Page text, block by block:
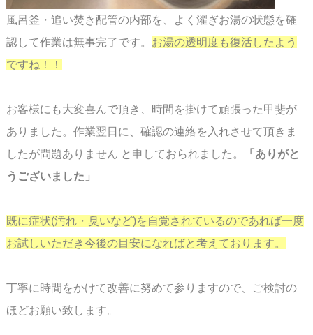
風呂釜・追い焚き配管の内部を、よく濯ぎお湯の状態を確
認して作業は無事完了です。 お湯の透明度も復活したよう
ですね！！
お客様にも大変喜んで頂き、時間を掛けて頑張った甲斐が
ありました。作業翌日に、確認の連絡を入れさせて頂きま
したが問題ありません と申しておられました。
「 ありがと
うございました」
既に症状(汚れ・臭いなど)を自覚されているのであれば一度
お試しいただき今後の目安になればと考えております。
丁寧に時間をかけて改善に努めて参りますので、ご検討の
ほどお願い致します。